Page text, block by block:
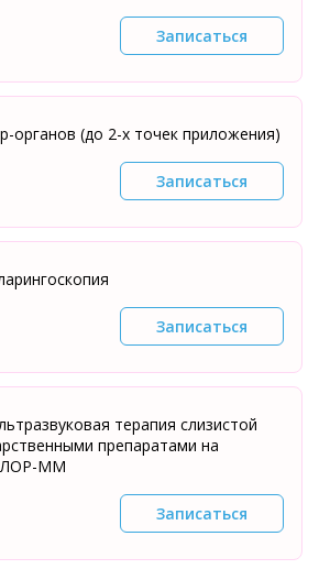
Записаться
органов (до 2-х точек приложения)
Записаться
Записаться
терапия слизистой
препаратами на
ММ
Записаться